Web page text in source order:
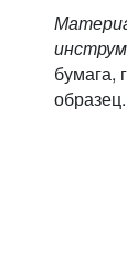
бумага,
образец.